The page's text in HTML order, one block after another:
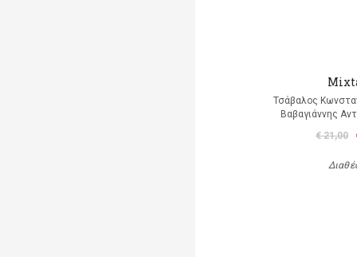
Τσάβαλος
Βαβαγιάννης
€ 21,00